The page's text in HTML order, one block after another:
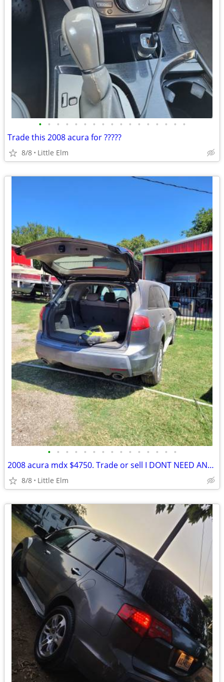
• • • • • • • • • • • • • • • • •
Trade this 2008 acura for ?????
8/8 Little Elm
• • • • • • • • • • • • • • •
2008 acura mdx $4750. Trade or sell I DONT NEED ANOTHER VEHICLE
8/8 Little Elm